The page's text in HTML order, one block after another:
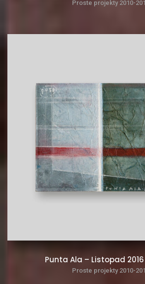
Proste projekty 2010-
Punta Ala – Listopad
Proste projekty 2010-